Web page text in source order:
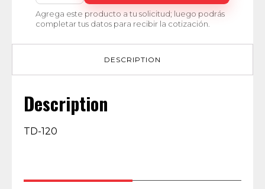
quantity
Agrega este producto a tu solicitud; luego podrás
completar tus datos para recibir la cotización.
DESCRIPTION
Description
TD-120